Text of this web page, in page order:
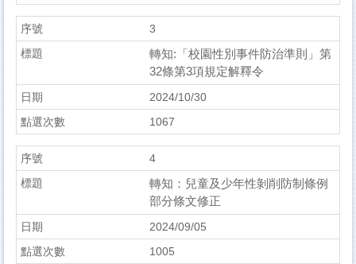
3
轉知:「校園性別事件防治準則」第
32條第3項規定解釋令
2024/10/30
1067
4
轉知：兒童及少年性剝削防制條例
部分條文修正
2024/09/05
1005